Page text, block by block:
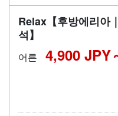
Relax【후방에리아
석】
어른 4,900 JPY